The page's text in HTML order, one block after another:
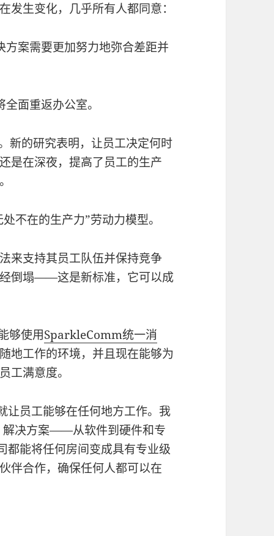
发生变化，几乎所有人都同意：
案需要更加努力地弥合差距并
面重返办公室。
新的研究表明，让员工决定何时
在深夜，提高了员工的生产
不在的生产力”劳动力模型。
来支持其员工队伍并保持竞争
倒塌——这是新标准，它可以成
够使用SparkleComm统一消
地工作的环境，并且现在能够为
工满意度。
让员工能够在任何地方工作。我
解决方案——从软件到硬件和专
都能将任何房间变成具有专业级
伴合作，确保任何人都可以在